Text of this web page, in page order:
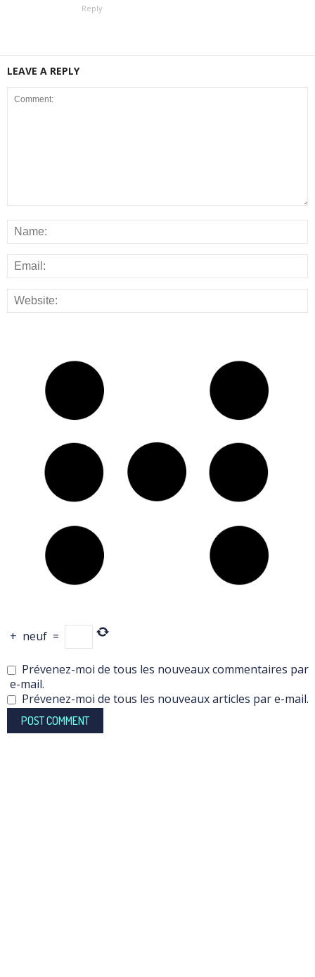
Reply
LEAVE A REPLY
+ neuf =
Prévenez-moi de tous les nouveaux commentaires par
e-mail.
Prévenez-moi de tous les nouveaux articles par e-mail.